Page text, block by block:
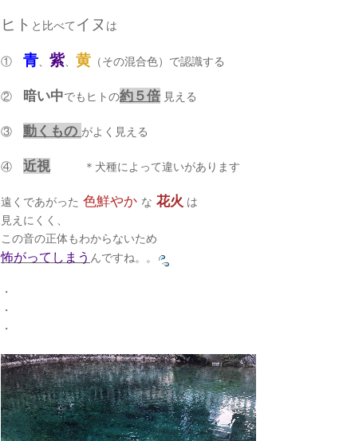
ヒト と比べて イヌ は
① 青 紫、 黄 （その混合色）で認識する
② 暗い中でもヒトの約５倍見える
③ 動くもの がよく見える
④ 近視＊犬種によって違いがあります
遠くであがった 色鮮やか な 花火 は
見えにくく、
この音の正体もわからないため
怖がってしまう んですね。。
・
・
・